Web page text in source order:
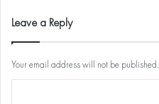
Leave a Reply
Your email address will not be published.